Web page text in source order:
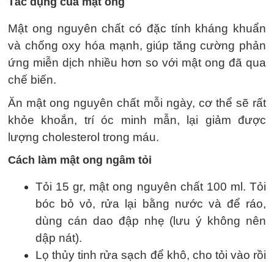
Mật ong nguyên chất có đặc tính kháng khuẩn
và chống oxy hóa mạnh, giúp tăng cường phản
ứng miễn dịch nhiều hơn so với mật ong đã qua
chế biến.
Ăn mật ong nguyên chất mỗi ngày, cơ thể sẽ rất
khỏe khoắn, trí óc minh mẫn, lại giảm được
lượng cholesterol trong máu.
Cách làm mật ong ngâm tỏi
Tỏi 15 gr, mật ong nguyên chất 100 ml. Tỏi
bóc bỏ vỏ, rửa lại bằng nước và để ráo,
dùng cán dao đập nhẹ (lưu ý không nên
dập nát).
Lọ thủy tinh rửa sạch để khô, cho tỏi vào rồi